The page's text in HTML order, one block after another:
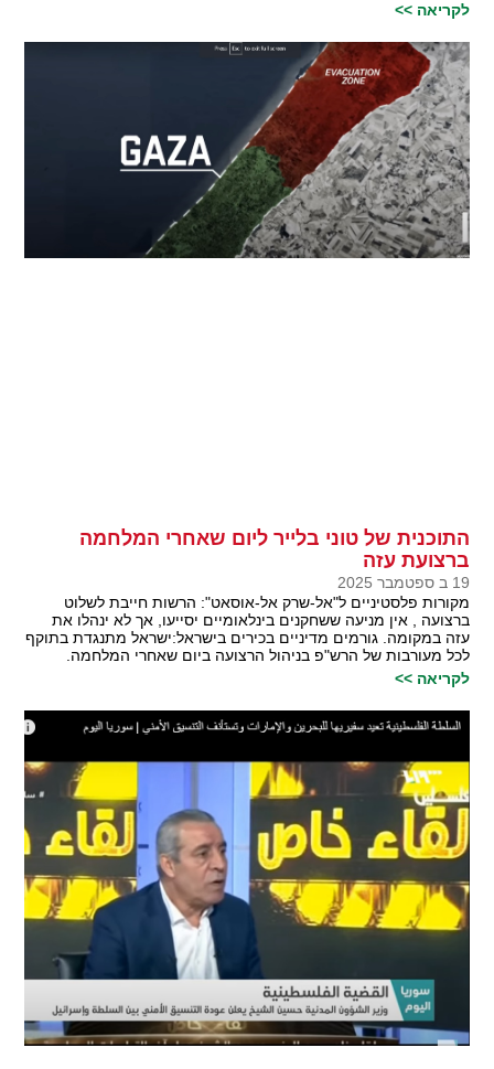
לקריאה >>
התוכנית של טוני בלייר ליום שאחרי המלחמה
ברצועת עזה
19 ב ספטמבר 2025
מקורות פלסטיניים ל"אל-שרק אל-אוסאט": הרשות חייבת לשלוט
ברצועה , אין מניעה ששחקנים בינלאומיים יסייעו, אך לא ינהלו את
עזה במקומה. גורמים מדיניים בכירים בישראל:ישראל מתנגדת בתוקף
לכל מעורבות של הרש"פ בניהול הרצועה ביום שאחרי המלחמה.
לקריאה >>